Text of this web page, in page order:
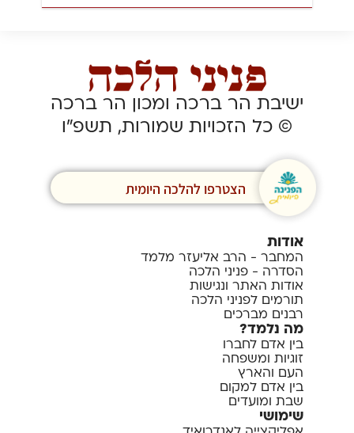
ישיבת הר ברכה ומכון הר ברכה
© כל הזכויות שמורות, תשפ”ו
הצטרפו להלכה היומית
אודות
המחבר - הרב אליעזר מלמד
הסדרה - פניני הלכה
אודות האתר ונגישות
תורמים לפניני הלכה
רבנים מברכים
מה נלמד?
בין אדם לחברו
זוגיות ומשפחה
העם והארץ
בין אדם למקום
שבת ומועדים
שימושי